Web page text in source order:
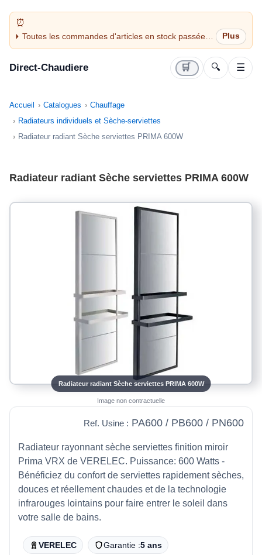
Toutes les commandes d'articles en stock passées
avant 14H sont expédiées le jour même (jours
Direct-Chaudiere 🛒 🔍 ☰
Accueil Catalogues
Chauffage
Radiateurs individuels et Sèche-serviettes
Radiateur radiant Sèche serviettes PRIMA 600W
Radiateur radiant Sèche serviettes PRIMA 600W
Radiateur radiant Sèche serviettes PRIMA 600W
Image non contractuelle
Ref. Usine : PA600 / PB600 / PN600
Radiateur rayonnant sèche serviettes finition miroir
Prima VRX de VERELEC. Puissance: 600 Watts -
Bénéficiez du confort de serviettes rapidement sèches,
douces et réellement chaudes et de la technologie
infrarouges lointains pour faire entrer le soleil dans
votre salle de bains.
VERELEC Garantie :5 ans